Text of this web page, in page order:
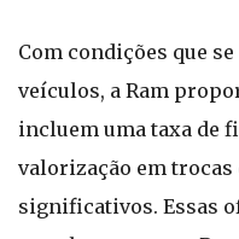
Com condições que
veículos, a Ram
incluem uma taxa de
valorização em trocas
significativos. Essas